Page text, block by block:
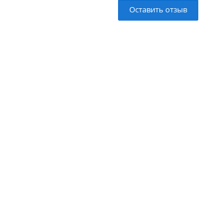
Оставить отзыв